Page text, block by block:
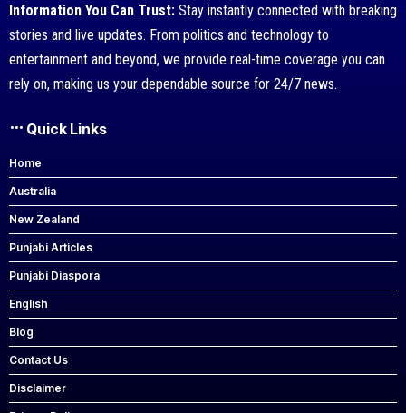
Information You Can Trust: Stay instantly connected with breaking
stories and live updates. From politics and technology to
entertainment and beyond, we provide real-time coverage you can
rely on, making us your dependable source for 24/7 news.
Quick Links
Home
Australia
New Zealand
Punjabi Articles
Punjabi Diaspora
English
Blog
Contact Us
Disclaimer